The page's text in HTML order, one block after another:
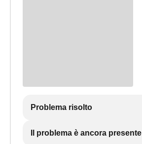
Problema risolto
Il problema è ancora presente